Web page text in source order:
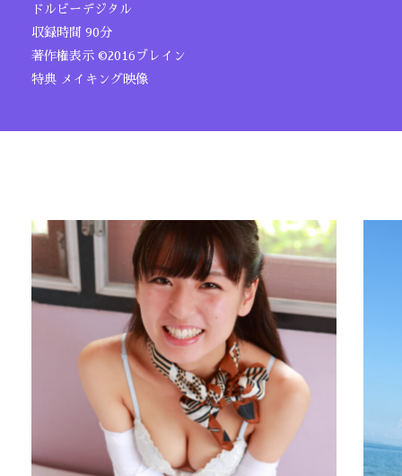
ドルビーデジタル
収録時間 90分
著作権表示 ©2016ブレイン
特典 メイキング映像